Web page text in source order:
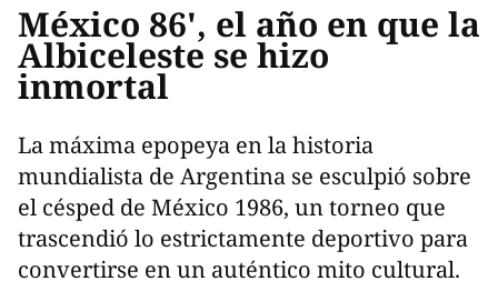
México 86', el año en que la
Albiceleste se hizo
inmortal
La máxima epopeya en la historia
mundialista de Argentina se esculpió sobre
el césped de México 1986, un torneo que
trascendió lo estrictamente deportivo para
convertirse en un auténtico mito cultural.